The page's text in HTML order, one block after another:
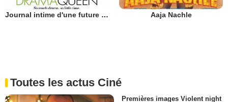
Journal intime d'une future star Aaja Nachle
Toutes les actus Ciné
Premières images Violent night